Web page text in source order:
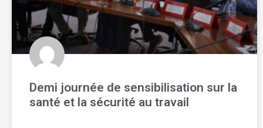
Demi journée de sensibilisation sur la
santé et la sécurité au travail